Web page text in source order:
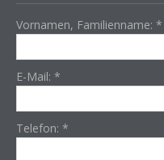
Vornamen, Familienname: *
E-Mail: *
Telefon: *